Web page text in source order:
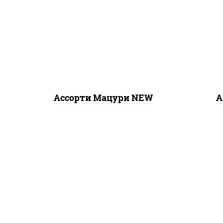
Ассорти Мацури NEW